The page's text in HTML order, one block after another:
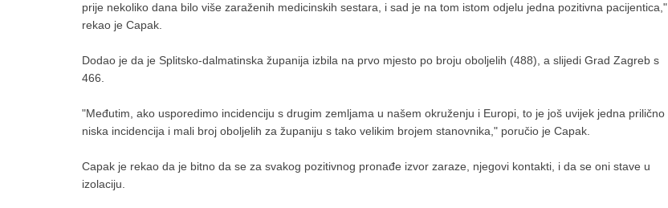
prije nekoliko dana bilo više zaraženih medicinskih sestara, i sad je na tom istom odjelu jedna pozitivna pacijentica,"
rekao je Capak.
Dodao je da je Splitsko-dalmatinska županija izbila na prvo mjesto po broju oboljelih (488), a slijedi Grad Zagreb s
466.
"Međutim, ako usporedimo incidenciju s drugim zemljama u našem okruženju i Europi, to je još uvijek jedna prilično
niska incidencija i mali broj oboljelih za županiju s tako velikim brojem stanovnika," poručio je Capak.
Capak je rekao da je bitno da se za svakog pozitivnog pronađe izvor zaraze, njegovi kontakti, i da se oni stave u
izolaciju.